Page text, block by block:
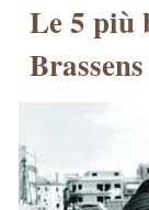
Le 5 più
Brassens